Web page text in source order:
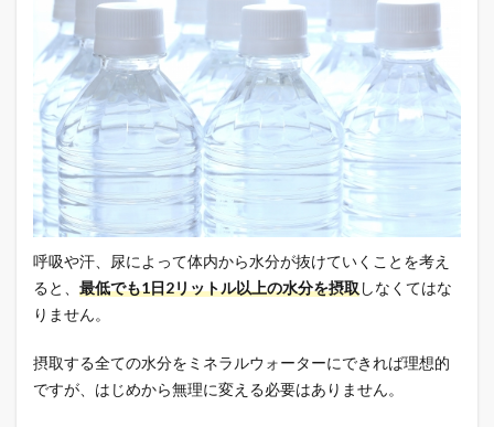
呼吸や汗、尿によって体内から水分が抜けていくことを考え
ると、 最低でも1日2リットル以上の水分を摂取しなくてはな
りません。
摂取する全ての水分をミネラルウォーターにできれば理想的
ですが、はじめから無理に変える必要はありません。